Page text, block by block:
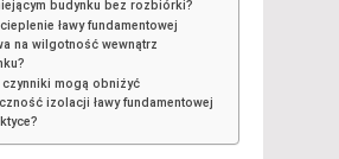
budynku bez rozbiórki?
ławy fundamentowej
na wilgotność wewnątrz
mogą obniżyć
izolacji ławy fundamentowej